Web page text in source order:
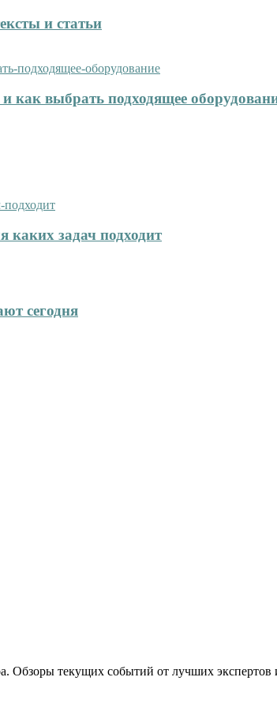
и статьи
как выбрать подходящее
каких задач подходит
сегодня
Обзоры текущих событий от лучших экспертов